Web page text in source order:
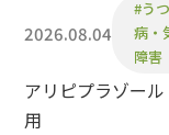
2026.08.04
#うつ
病・
障害
アリピプラゾー
用